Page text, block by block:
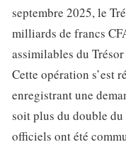
septembre 2025, le
milliards de francs
assimilables du
Cette opération s’est
enregistrant une
soit plus du double
officiels ont été